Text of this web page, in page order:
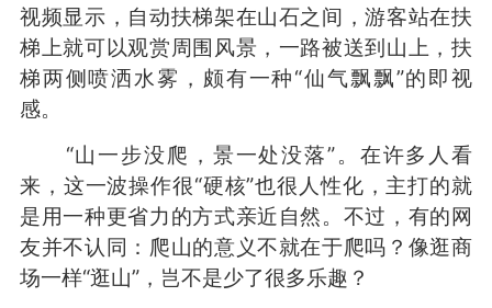
视频显示，自动扶梯架在山石之间，游客站在扶
梯上就可以观赏周围风景，一路被送到山上，扶
梯两侧喷洒水雾，颇有一种“仙气飘飘”的即视
感。
“山一步没爬，景一处没落”。在许多人看
来，这一波操作很“硬核”也很人性化，主打的就
是用一种更省力的方式亲近自然。不过，有的网
友并不认同：爬山的意义不就在于爬吗？像逛商
场一样“逛山”，岂不是少了很多乐趣？